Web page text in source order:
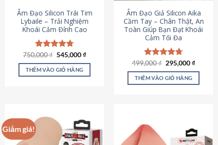
Âm Đạo Silicon Trái Tim
Lybaile – Trải Nghiệm
Khoái Cảm Đỉnh Cao
Được xếp
hạng4.70
5 sao
750,000₫ Giá
là:
750,000 ₫.
545,000₫Giá
tại
545,000 ₫.
THÊM VÀO GIỎ HÀNG
Âm Đạo Giả Silicon Aika
Cầm Tay – Chân Thật, An
Toàn Giúp Bạn Đạt Khoái
Cảm Tối Đa
Được xếp
hạng4.75
5 sao
499,000₫ Giá
là:
499,000 ₫.
295,000₫Giá
tại
THÊM VÀO GIỎ HÀNG
Giảm giá!